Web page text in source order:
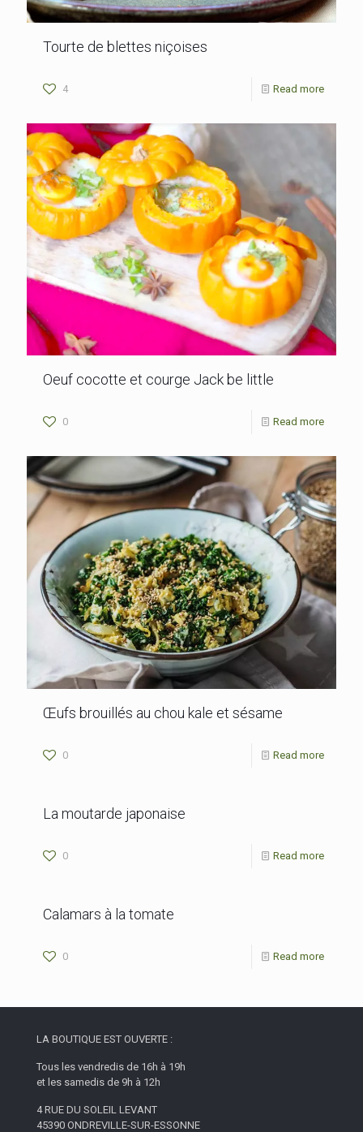
Tourte de blettes niçoises
4 Read more
Oeuf cocotte et courge Jack be little
0 Read more
Œufs brouillés au chou kale et sésame
0 Read more
La moutarde japonaise
0 Read more
Calamars à la tomate
0 Read more
LA BOUTIQUE EST OUVERTE :
Tous les vendredis de 16h à 19h
et les samedis de 9h à 12h
4 RUE DU SOLEIL LEVANT
45390 ONDREVILLE-SUR-ESSONNE